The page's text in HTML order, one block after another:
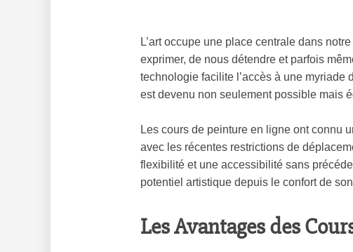
L’art occupe une place centrale dans
exprimer, de nous détendre et parfois
technologie facilite l’accès à une myriade
est devenu non seulement possible mais
Les cours de peinture en ligne ont connu
avec les récentes restrictions de
flexibilité et une accessibilité sans
potentiel artistique depuis le confort de
Les Avantages des